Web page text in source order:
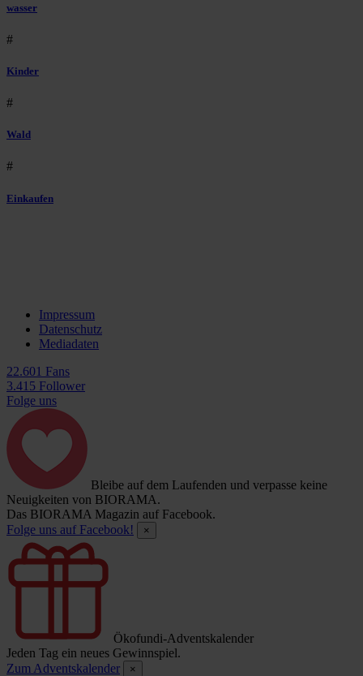
wasser
#
Kinder
#
Wald
#
Einkaufen
Impressum
Datenschutz
Mediadaten
22.601 Fans
3.415 Follower
Folge uns
Bleibe auf dem Laufenden und verpasse keine
Neuigkeiten von BIORAMA.
Das BIORAMA Magazin auf Facebook.
Folge uns auf Facebook!
×
Ökofundi-Adventskalender
Jeden Tag ein neues Gewinnspiel.
Zum Adventskalender
×